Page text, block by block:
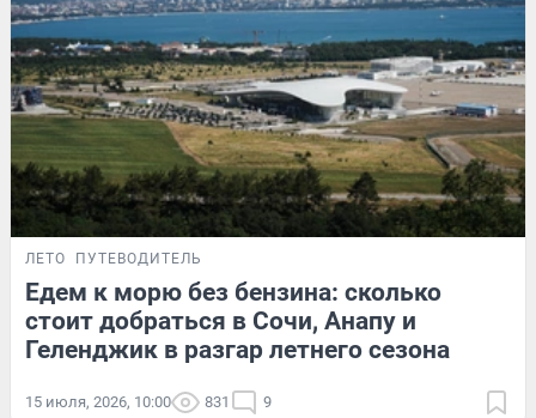
ЛЕТО ПУТЕВОДИТЕЛЬ
Едем к морю без бензина: сколько
стоит добраться в Сочи, Анапу и
Геленджик в разгар летнего сезона
15 июля, 2026, 10:00 831 9